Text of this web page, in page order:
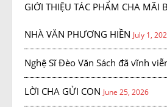
GIỚI THIỆU TÁC PHẨM CHA MÃI
NHÀ VĂN PHƯƠNG HIỀN July 1,
Nghệ Sĩ Đèo Văn Sách đã vĩnh
LỜI CHA GỬI CON June 25, 2026